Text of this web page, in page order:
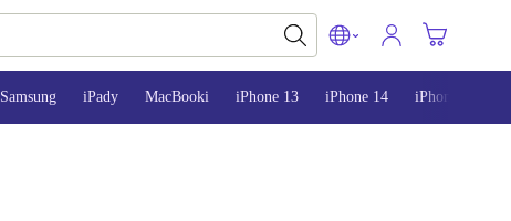
Samsung iPady MacBooki iPhone 13 iPhone 14 iPhone 15